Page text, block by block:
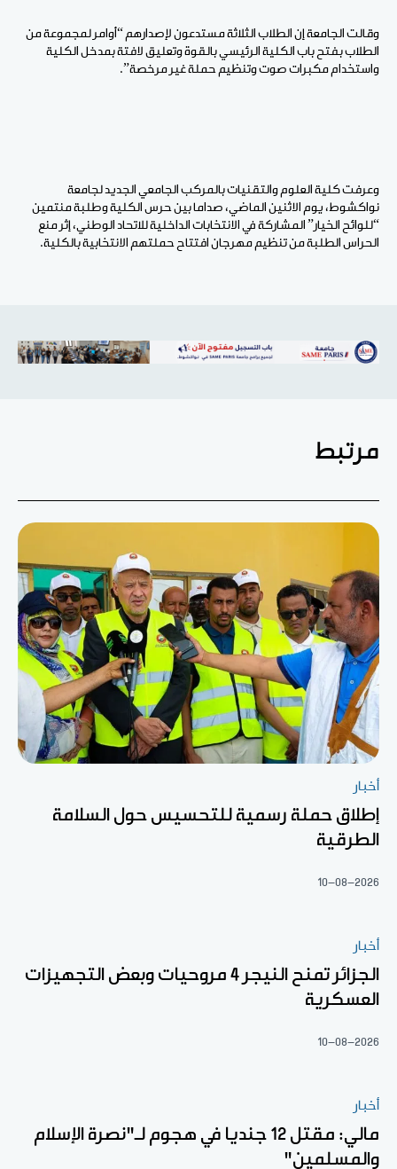
وقالت الجامعة إن الطلاب الثلاثة مستدعون لإصدارهم “أوامر لمجموعة من
الطلاب بفتح باب الكلية الرئيسي بالقوة وتعليق لافتة بمدخل الكلية
واستخدام مكبرات صوت وتنظيم حملة غير مرخصة”.
وعرفت كلية العلوم والتقنيات بالمركب الجامعي الجديد لجامعة
نواكشوط، يوم الاثنين الماضي، صداما بين حرس الكلية وطلبة منتمين
“للوائح الخيار” المشاركة في الانتخابات الداخلية للاتحاد الوطني، إثر منع
الحراس الطلبة من تنظيم مهرجان افتتاح حملتهم الانتخابية بالكلية.
مرتبط
أخبار
إطلاق حملة رسمية للتحسيس حول السلامة
الطرقية
10-08-2026
أخبار
الجزائر تمنح النيجر 4 مروحيات وبعض التجهيزات
العسكرية
10-08-2026
أخبار
مالي: مقتل 12 جنديا في هجوم لـ"نصرة الإسلام
والمسلمين"